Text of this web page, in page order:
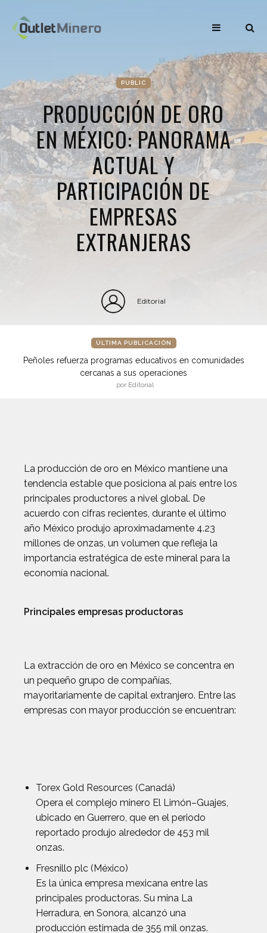
PUBLIC
PRODUCCIÓN DE ORO
EN MÉXICO: PANORAMA
ACTUAL Y
PARTICIPACIÓN DE
EMPRESAS
EXTRANJERAS
Editorial
ÚLTIMA PUBLICACIÓN
Peñoles refuerza programas educativos en comunidades
cercanas a sus operaciones
por Editorial
La producción de oro en México mantiene una
tendencia estable que posiciona al país entre los
principales productores a nivel global. De
acuerdo con cifras recientes, durante el último
año México produjo aproximadamente 4.23
millones de onzas, un volumen que refleja la
importancia estratégica de este mineral para la
economía nacional.
Principales empresas productoras
La extracción de oro en México se concentra en
un pequeño grupo de compañías,
mayoritariamente de capital extranjero. Entre las
empresas con mayor producción se encuentran:
Torex Gold Resources (Canadá)
Opera el complejo minero El Limón–Guajes,
ubicado en Guerrero, que en el periodo
reportado produjo alrededor de 453 mil
onzas.
Fresnillo plc (México)
Es la única empresa mexicana entre las
principales productoras. Su mina La
Herradura, en Sonora, alcanzó una
producción estimada de 355 mil onzas.